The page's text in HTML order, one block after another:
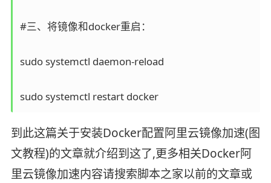
#三、将镜像和docker重启：
sudo systemctl daemon-reload
sudo systemctl restart docker
到此这篇关于安装Docker配置阿里云镜像加速(图
文教程)的文章就介绍到这了,更多相关Docker阿
里云镜像加速内容请搜索脚本之家以前的文章或